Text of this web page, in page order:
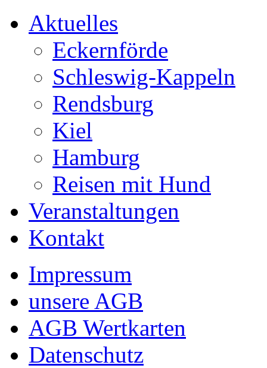
Aktuelles
Eckernförde
Schleswig-Kappeln
Rendsburg
Kiel
Hamburg
Reisen mit Hund
Veranstaltungen
Kontakt
Impressum
unsere AGB
AGB Wertkarten
Datenschutz